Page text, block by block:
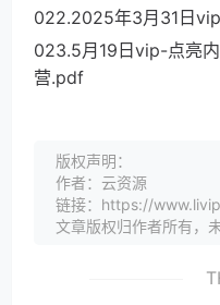
022.2025年3月31日
023.5月19日vip-点亮
营.pdf
版权声明：
作者：云资源
链接：https://
文章版权归作者所有，